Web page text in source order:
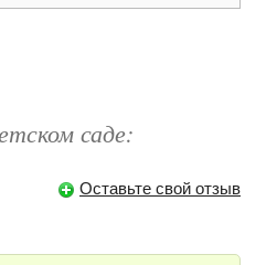
саде:
Оставьте свой отзыв